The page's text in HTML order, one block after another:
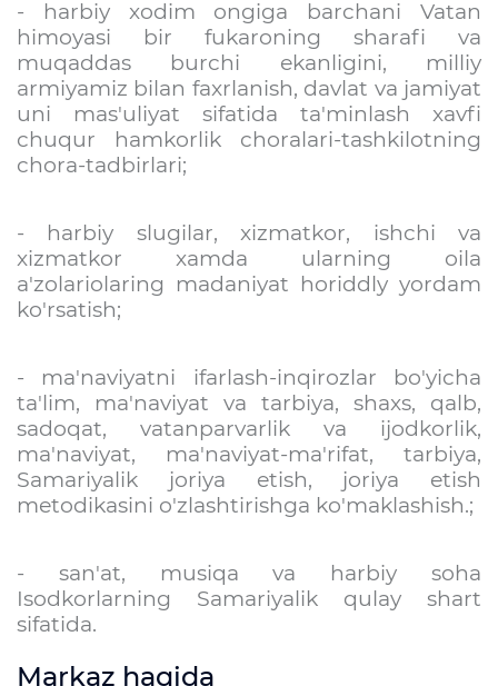
- harbiy xodim ongiga barchani Vatan
himoyasi bir fukaroning sharafi va
muqaddas burchi ekanligini, milliy
armiyamiz bilan faxrlanish, davlat va jamiyat
uni mas'uliyat sifatida ta'minlash xavfi
chuqur hamkorlik choralari-tashkilotning
chora-tadbirlari;
- harbiy slugilar, xizmatkor, ishchi va
xizmatkor xamda ularning oila
a'zolariolaring madaniyat horiddly yordam
ko'rsatish;
- ma'naviyatni ifarlash-inqirozlar bo'yicha
ta'lim, ma'naviyat va tarbiya, shaxs, qalb,
sadoqat, vatanparvarlik va ijodkorlik,
ma'naviyat, ma'naviyat-ma'rifat, tarbiya,
Samariyalik joriya etish, joriya etish
metodikasini o'zlashtirishga ko'maklashish.;
- san'at, musiqa va harbiy soha
Isodkorlarning Samariyalik qulay shart
sifatida.
Markaz haqida